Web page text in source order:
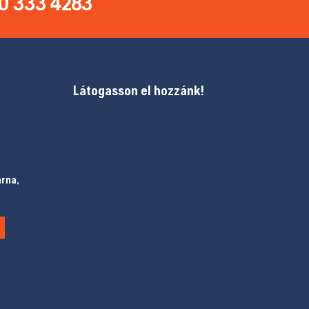
Látogasson el hozzánk!